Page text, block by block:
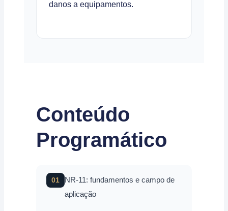
danos a equipamentos.
Conteúdo
Programático
01
NR-11: fundamentos e campo de
aplicação